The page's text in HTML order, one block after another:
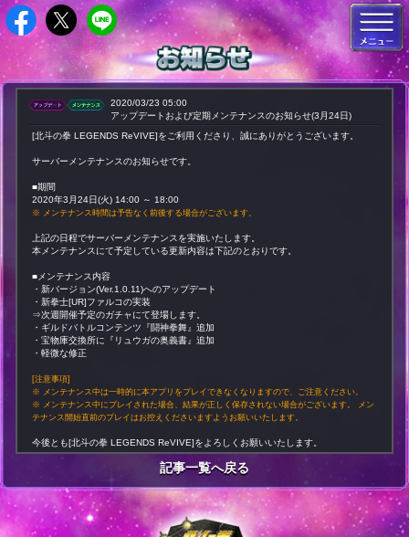
2020/03/23 05:00
アップデートおよび定期メンテナンスのお知らせ(3月24日)
[北斗の拳 LEGENDS ReVIVE]をご利用くださり、誠にありがとうございます。
サーバーメンテナンスのお知らせです。
■期間
2020年3月24日(火) 14:00 ～ 18:00
※ メンテナンス時間は予告なく前後する場合がございます。
上記の日程でサーバーメンテナンスを実施いたします。
本メンテナンスにて予定している更新内容は下記のとおりです。
■メンテナンス内容
・新バージョン(Ver.1.0.11)へのアップデート
・新拳士[UR]ファルコの実装
⇒次週開催予定のガチャにて登場します。
・ギルドバトルコンテンツ『闘神拳舞』追加
・宝物庫交換所に『リュウガの奥義書』追加
・軽微な修正
[注意事項]
※ メンテナンス中は一時的に本アプリをプレイできなくなりますので、ご注意ください。
※ メンテナンス中にプレイされた場合、結果が正しく保存されない場合がございます。 メン
テナンス開始直前のプレイはお控えくださいますようお願いいたします。
今後とも[北斗の拳 LEGENDS ReVIVE]をよろしくお願いいたします。
記事一覧へ戻る